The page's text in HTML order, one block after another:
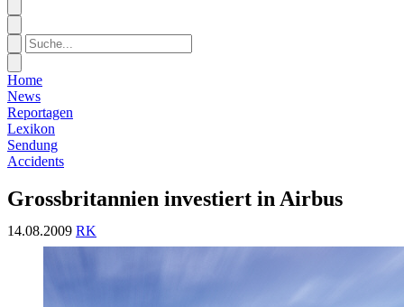
Home
News
Reportagen
Lexikon
Sendung
Accidents
Grossbritannien investiert in Airbus
14.08.2009 RK